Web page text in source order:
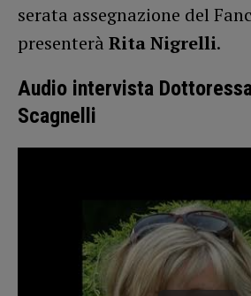
serata assegnazione del
presenterà Rita Nigrelli.
Audio intervista
Scagnelli